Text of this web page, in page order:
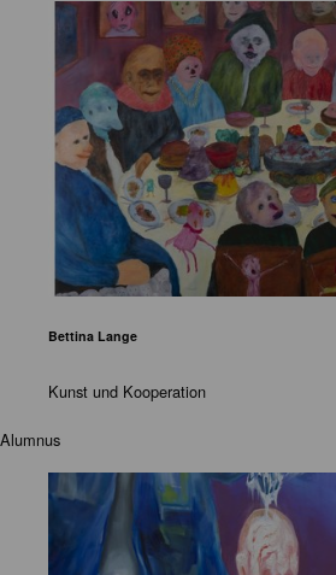
Bettina Lange
Kunst und Kooperation
Alumnus